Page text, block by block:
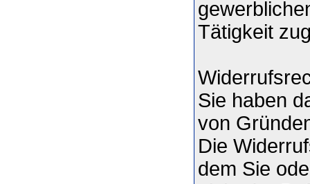
Tätigkeit
Sie haben
von
Die
dem Sie